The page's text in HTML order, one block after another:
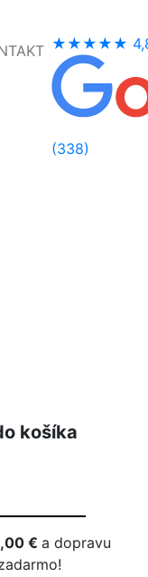
★★★★★
(338)
košíka
€a dopravu